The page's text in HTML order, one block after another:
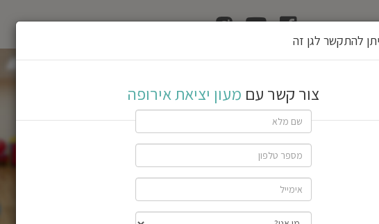
הוצאת רשיון גן
להתקשר לגן זה
צור קשר עם מעון יציאת אירופה
you
are
ignore
this
field